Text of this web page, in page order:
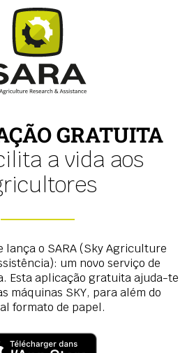
GRATUITA
a vida aos
lança o SARA (Sky Agriculture
um novo serviço de
Esta aplicação gratuita ajuda-te
máquinas SKY, para além do
formato de papel.